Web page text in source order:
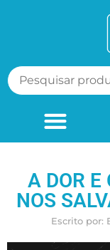
A DOR E
NOS
Escrito por: